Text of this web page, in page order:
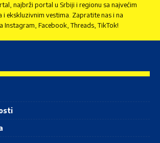
najbrži portal u Srbiji i regionu sa najvećim
ekskluzivnim vestima. Zapratite nas i na
Instagram, Facebook, Threads, TikTok!